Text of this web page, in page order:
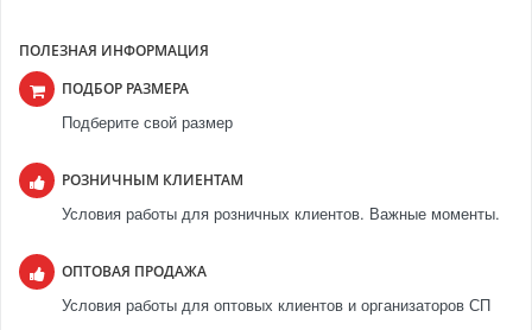
ПОЛЕЗНАЯ ИНФОРМАЦИЯ
ПОДБОР РАЗМЕРА
Подберите свой размер
РОЗНИЧНЫМ КЛИЕНТАМ
Условия работы для розничных клиентов. Важные моменты.
ОПТОВАЯ ПРОДАЖА
Условия работы для оптовых клиентов и организаторов СП